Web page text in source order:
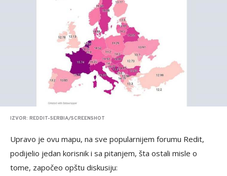
IZVOR: REDDIT-SERBIA/SCREENSHOT
Upravo je ovu mapu, na sve popularnijem forumu Redit,
podijelio jedan korisnik i sa pitanjem, šta ostali misle o
tome, započeo opštu diskusiju: